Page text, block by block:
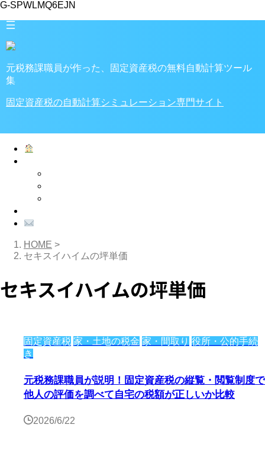
G-SPWLMQ6EJN
元税務課職員が作った、固定資産税の無料自動計算ツール
集
固定資産税の自動計算シミュレーション専門サイト
HOME >
セキスイハイムの坪単価
セキスイハイムの坪単価
固定資産税 家・土地の税金 家・間取り 役所・公的手続
き
元税務課職員が説明！固定資産税の縦覧・閲覧制度で
他人の評価を調べて自宅の税額が正しいか比較
2026/6/22